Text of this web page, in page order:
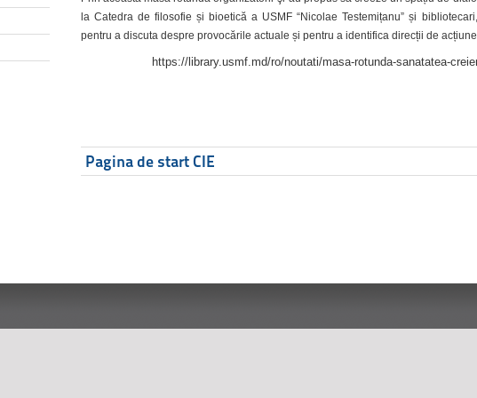
la Catedra de filosofie și bioetică a USMF “Nicolae Testemițanu” și
pentru a discuta despre provocările actuale și pentru a identifica direcții de
https://library.usmf.md/ro/noutati/masa-rotunda-sanatatea-
Pagina de start CIE